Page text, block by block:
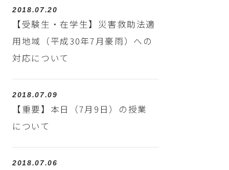
2018.07.20
【受験生・在学生】災害救助法適
用地域（平成30年7月豪雨）への
対応について
2018.07.09
【重要】本日（7月9日）の授業
について
2018.07.06